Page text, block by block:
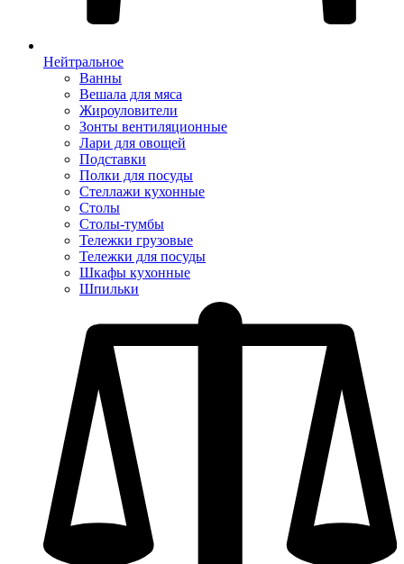
Нейтральное
Ванны
Вешала для мяса
Жироуловители
Зонты вентиляционные
Лари для овощей
Подставки
Полки для посуды
Стеллажи кухонные
Столы
Столы-тумбы
Тележки грузовые
Тележки для посуды
Шкафы кухонные
Шпильки